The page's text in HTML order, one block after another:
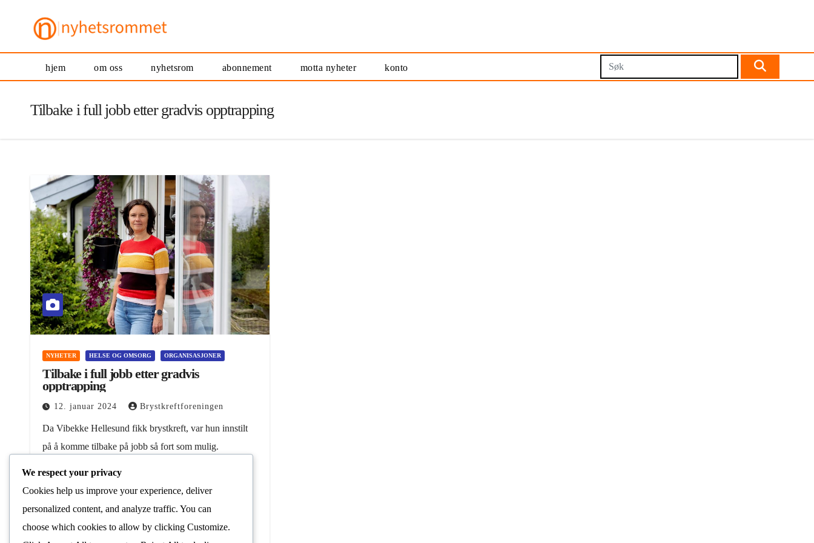
hjem om oss nyhetsrom abonnement motta nyheter konto
Tilbake i full jobb etter gradvis opptrapping
NYHETER HELSE OG OMSORG ORGANISASJONER
Tilbake i full jobb etter gradvis
opptrapping
12. januar 2024 Brystkreftforeningen
Da Vibekke Hellesund fikk brystkreft, var hun innstilt
på å komme tilbake på jobb så fort som mulig.
Les Mer
We respect your privacy
Cookies help us improve your experience, deliver
personalized content, and analyze traffic. You can
choose which cookies to allow by clicking Customize.